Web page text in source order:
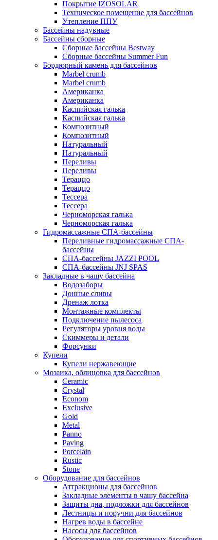
Покрытие IZOSOLAR
Техническое помещение для бассейнов
Утепление ППУ
Бассейны надувные
Бассейны сборные
Сборные бассейны Bestway
Сборные бассейны Summer Fun
Бордюрный камень для бассейнов
Marbel crumb
Marbel crumb
Американка
Американка
Каспийская галька
Каспийская галька
Композитный
Композитный
Натуральный
Натуральный
Переливы
Переливы
Тераццо
Тераццо
Тессера
Тессера
Черноморская галька
Черноморская галька
Гидромассажные СПА-бассейны
Переливные гидромассажные СПА-
бассейны
СПА-бассейны JAZZI POOL
СПА-бассейны JNJ SPAS
Закладные в чашу бассейна
Водозаборы
Донные сливы
Дренаж лотка
Монтажные комплекты
Подключение пылесоса
Регуляторы уровня воды
Скиммеры и детали
Форсунки
Купели
Купели нержавеющие
Мозаика, облицовка для бассейнов
Ceramic
Crystal
Econom
Exclusive
Gold
Metal
Panno
Paving
Porcelain
Rustic
Stone
Оборудование для бассейнов
Аттракционы для бассейнов
Закладные элементы в чашу бассейна
Защиты дна, подложки для бассейнов
Лестницы и поручни для бассейнов
Нагрев воды в бассейне
Насосы для бассейнов